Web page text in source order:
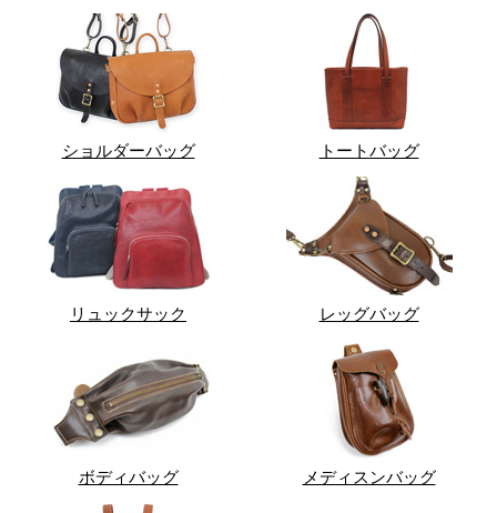
ショルダーバッグ トートバッグ
リュックサック レッグバッグ
ボディバッグ メディスンバッグ